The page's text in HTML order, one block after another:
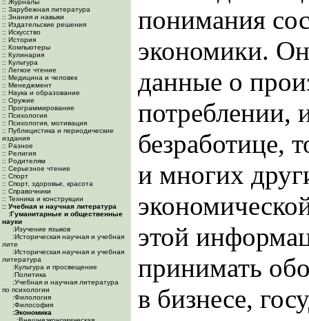
:: Журналы
:: Зарубежная литература
:: Знания и навыки
:: Издательские решения
:: Искусство
:: История
:: Компьютеры
:: Кулинария
:: Культура
:: Легкое чтение
:: Медицина и человек
:: Менеджмент
:: Наука и образование
:: Оружие
:: Программирование
:: Психология
:: Психология, мотивация
:: Публицистика и периодические
издания
:: Разное
:: Религия
:: Родителям
:: Серьезное чтение
:: Спорт
:: Спорт, здоровье, красота
:: Справочники
:: Техника и конструкции
:: Учебная и научная литература
:Гуманитарные и общественные
науки
:Изучение языков
:Историческая научная и учебная
лите
:Историческая научная и учебная
литература
:Культура и просвещение
:Политика
:Учебная и научная литература
по психологии
:Филология
:Философия
:Экономика
понимания
экономики.
данные о
потреблении,
безработице,
и многих
этой
принимать
в бизнесе,